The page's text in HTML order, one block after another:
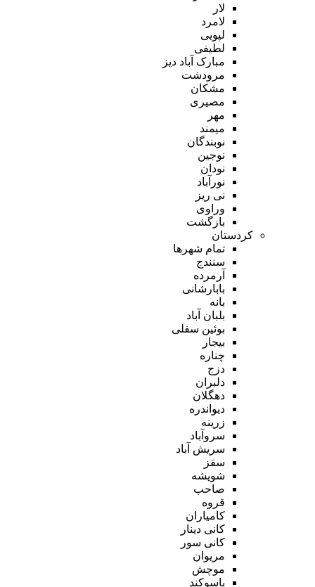
لار
لامرد
لپویی
لطیفی
مبارک آباد دیز
مرودشت
مشکان
مصیری
مهر
میمند
نوبندگان
نوجین
نودان
نورآباد
نی ریز
وراوی
بازگشت
کردستان
تمام شهر‌ها
سنندج
آرمرده
بابارشانی
بانه
بلبان آباد
بوئین سفلی
بیجار
چناره
دزج
دلبران
دهگلان
دیواندره
زرینه
سروآباد
سریش آباد
سقز
شویشه
صاحب
قروه
کامیاران
کانی دینار
کانی سور
مریوان
موچش
یاسوکند